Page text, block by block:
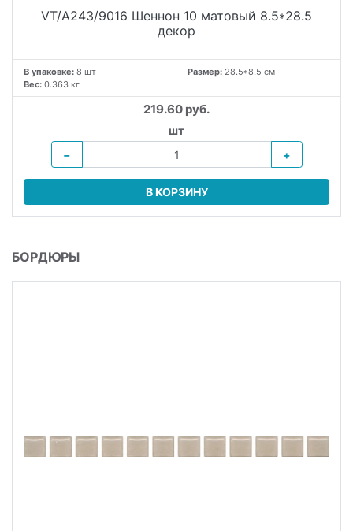
VT/A243/9016 Шеннон 10 матовый 8.5*28.5
декор
В упаковке: 8 шт Размер: 28.5*8.5 см
Вес: 0.363 кг
219.60 руб.
шт
−
+
В КОРЗИНУ
БОРДЮРЫ